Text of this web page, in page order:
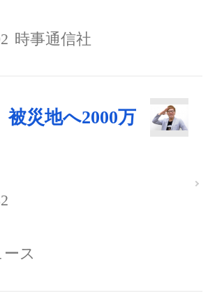
時事通信社
災地へ2000万
ス